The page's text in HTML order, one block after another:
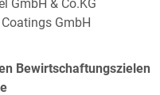
GmbH & Co.KG
GmbH
Bewirtschaftungszielen